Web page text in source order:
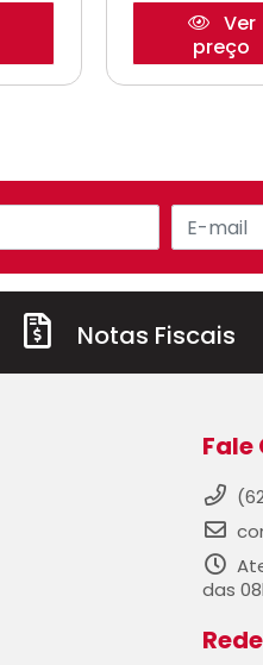
Ver
preço
Notas Fiscais
Fale
das